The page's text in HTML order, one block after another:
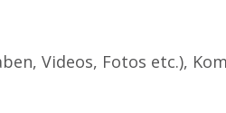
Videos, Fotos etc.),